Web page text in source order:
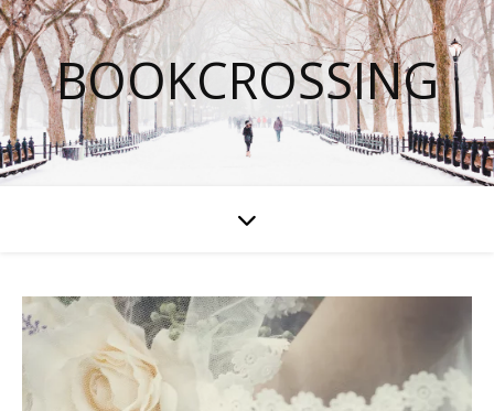
BOOKCROSSING